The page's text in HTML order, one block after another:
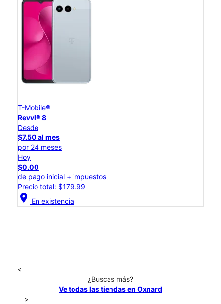
T-Mobile®
Revvl® 8
Desde
$7.50 al mes
por 24 meses
Hoy
$0.00
de pago inicial + impuestos
Precio total: $179.99
location_on En existencia
<
¿Buscas más?
Ve todas las tiendas en Oxnard
>